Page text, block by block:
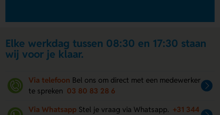
Elke werkdag tussen 08:30 en 17:30 staan
wij voor je klaar.
Via telefoon Bel ons om direct met een medewerker
te spreken 03 80 83 28 6
Via Whatsapp Stel je vraag via Whatsapp. +31 344